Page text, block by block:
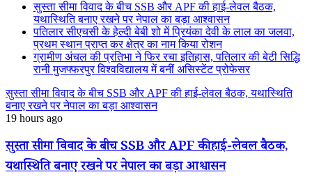
सुस्ता सीमा विवाद के बीच SSB और APF की हाई-लेवल बैठक,
यथास्थिति बनाए रखने पर नेपाल का बड़ा आश्वासन
पतिलार सीएचसी के हेल्दी बेबी शो में प्रियंका देवी के लाल का जलवा,
प्रथम स्थान प्राप्त कर क्षेत्र का नाम किया रोशन
ग्रामीण अंचल की प्रतिभा ने फिर रचा इतिहास, पतिलार की बेटी सिद्धि
रानी मुजफ्फरपुर विश्वविद्यालय में बनीं असिस्टेंट प्रोफेसर
सुस्ता सीमा विवाद के बीच SSB और APF की हाई-लेवल बैठक, यथास्थिति
बनाए रखने पर नेपाल का बड़ा आश्वासन
19 hours ago
सुस्ता सीमा विवाद के बीच SSB और APF की हाई-लेवल बैठक,
यथास्थिति बनाए रखने पर नेपाल का बड़ा आश्वासन